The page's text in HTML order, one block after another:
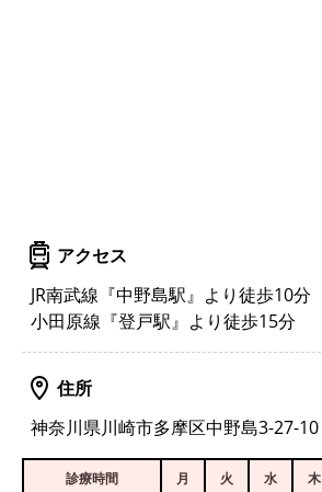
アクセス
JR南武線『中野島駅』より徒歩10分
小田原線『登戸駅』より徒歩15分
住所
神奈川県川崎市多摩区中野島3-27-10
診療時間 月 火 水 木